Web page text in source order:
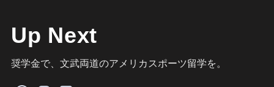
Up Next
奨学金で、文武両道のアメリカスポーツ留学を。